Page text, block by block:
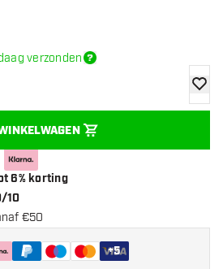
verzonden
6% korting
10
€50
+5